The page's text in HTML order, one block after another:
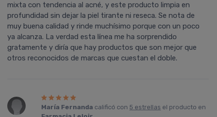
mixta con tendencia al acné, y este producto limpia en
profundidad sin dejar la piel tirante ni reseca. Se nota de
muy buena calidad y rinde muchísimo porque con un poco
ya alcanza. La verdad esta línea me ha sorprendido
gratamente y diría que hay productos que son mejor que
otros reconocidos de marcas que cuestan el doble.
María Fernanda calificó con 5 estrellas el producto en